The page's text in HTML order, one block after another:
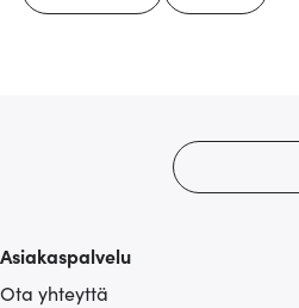
Asiakaspalvelu
Ota yhteyttä